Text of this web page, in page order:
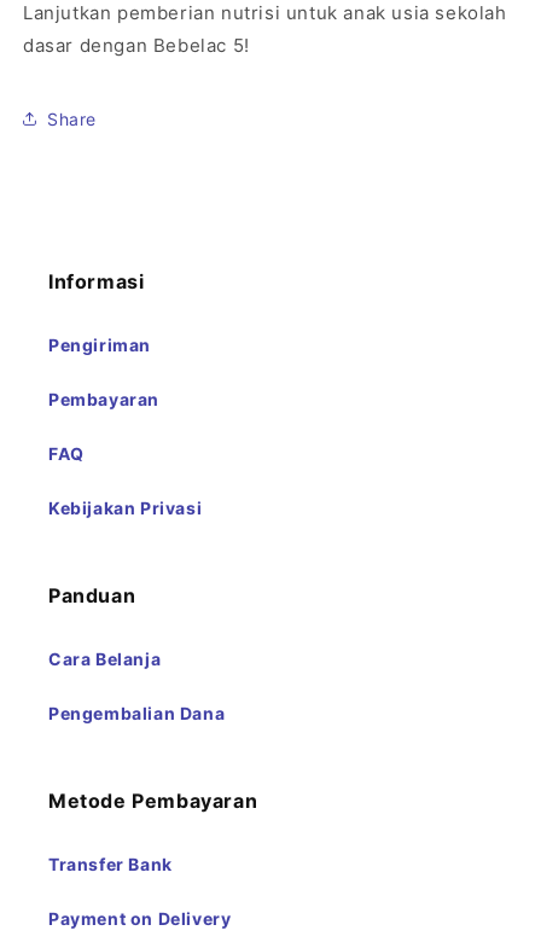
Lanjutkan pemberian nutrisi untuk anak usia sekolah
dasar dengan Bebelac 5!
Share
Informasi
Pengiriman
Pembayaran
FAQ
Kebijakan Privasi
Panduan
Cara Belanja
Pengembalian Dana
Metode Pembayaran
Transfer Bank
Payment on Delivery